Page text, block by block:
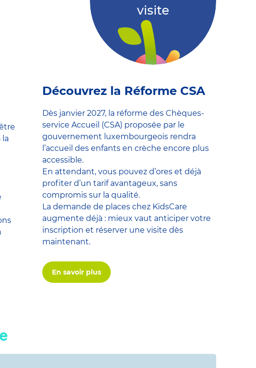
visite
Découvrez la Réforme CSA
Dès janvier 2027, la réforme des Chèques-
service Accueil (CSA) proposée par le
gouvernement luxembourgeois rendra
l’accueil des enfants en crèche encore plus
accessible.
En attendant, vous pouvez d’ores et déjà
profiter d’un tarif avantageux, sans
compromis sur la qualité.
La demande de places chez KidsCare
augmente déjà : mieux vaut anticiper votre
inscription et réserver une visite dès
maintenant.
En savoir plus